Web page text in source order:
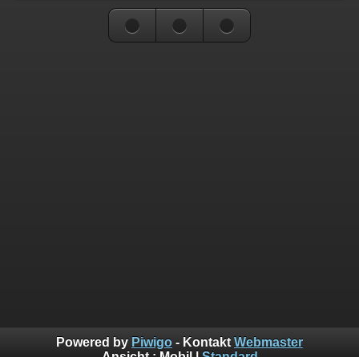
Powered by Piwigo - Kontakt Webmaster